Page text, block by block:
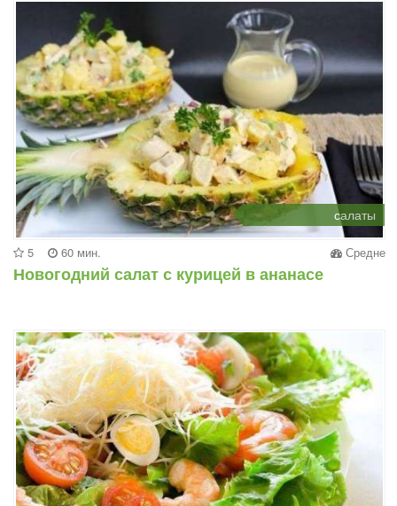
салаты
5 60 мин. Средне
Новогодний салат с курицей в ананасе